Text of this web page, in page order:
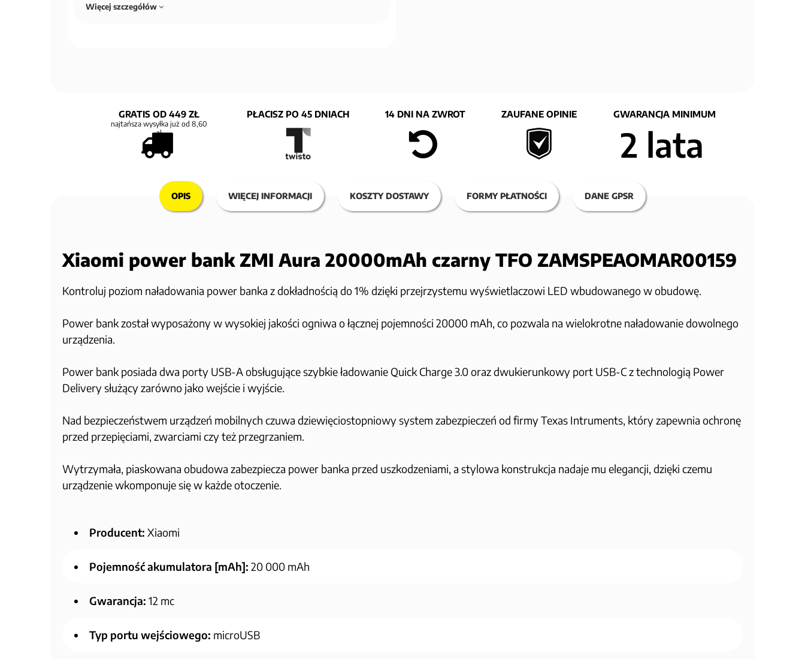
Więcej szczegółów
GRATIS OD 449 ZŁ
najtańsza wysyłka już od 8,60
zł
PŁACISZ PO 45 DNIACH 14 DNI NA ZWROT ZAUFANE OPINIE GWARANCJA MINIMUM
2 lata
OPIS WIĘCEJ INFORMACJI KOSZTY DOSTAWY FORMY PŁATNOŚCI DANE GPSR
Xiaomi power bank ZMI Aura 20000mAh czarny TFO ZAMSPEAOMAR00159
Kontroluj poziom naładowania power banka z dokładnością do 1% dzięki przejrzystemu wyświetlaczowi LED wbudowanego w obudowę.
Power bank został wyposażony w wysokiej jakości ogniwa o łącznej pojemności 20000 mAh, co pozwala na wielokrotne naładowanie dowolnego
urządzenia.
Power bank posiada dwa porty USB-A obsługujące szybkie ładowanie Quick Charge 3.0 oraz dwukierunkowy port USB-C z technologią Power
Delivery służący zarówno jako wejście i wyjście.
Nad bezpieczeństwem urządzeń mobilnych czuwa dziewięciostopniowy system zabezpieczeń od firmy Texas Intruments, który zapewnia ochronę
przed przepięciami, zwarciami czy też przegrzaniem.
Wytrzymała, piaskowana obudowa zabezpiecza power banka przed uszkodzeniami, a stylowa konstrukcja nadaje mu elegancji, dzięki czemu
urządzenie wkomponuje się w każde otoczenie.
Producent: Xiaomi
Pojemność akumulatora [mAh]: 20 000 mAh
Gwarancja: 12 mc
Typ portu wejściowego: microUSB